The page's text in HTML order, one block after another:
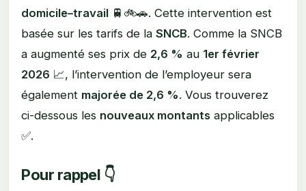
domicile–travail 🚆🚲🚗. Cette intervention est
basée sur les tarifs de laSNCB. Comme la SNCB
a augmenté ses prix de 2,6 % au 1er février
2026 📈, l’intervention de l’employeur sera
également majorée de 2,6 %. Vous trouverez
ci-dessous les nouveaux montants applicables
✅.
Pour rappel 👇